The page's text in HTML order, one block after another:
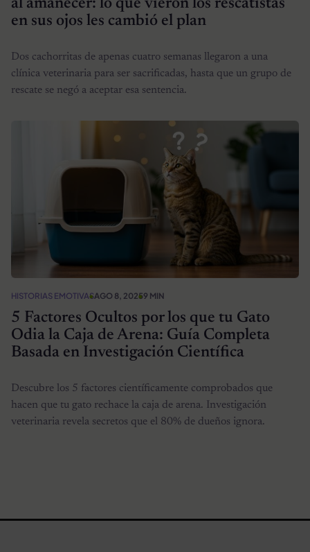
al amanecer: lo que vieron los rescatistas
en sus ojos les cambió el plan
Dos cachorritas de apenas cuatro semanas llegaron a una
clínica veterinaria para ser sacrificadas, hasta que un grupo de
rescate se negó a aceptar esa sentencia.
HISTORIAS EMOTIVASAGO 8, 20259 MIN
5 Factores Ocultos por los que tu Gato
Odia la Caja de Arena: Guía Completa
Basada en Investigación Científica
Descubre los 5 factores científicamente comprobados que
hacen que tu gato rechace la caja de arena. Investigación
veterinaria revela secretos que el 80% de dueños ignora.